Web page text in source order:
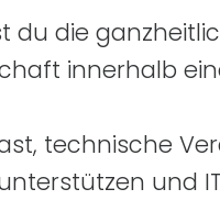
du die
innerhalb
technische
und